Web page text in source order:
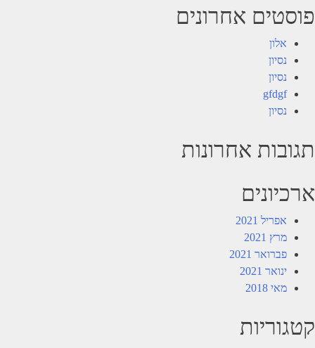
פוסטים אחרונים
אלון
נסיון
נסיון
gfdgf
נסיון
תגובות אחרונות
ארכיונים
אפריל 2021
מרץ 2021
פברואר 2021
ינואר 2021
מאי 2018
קטגוריות